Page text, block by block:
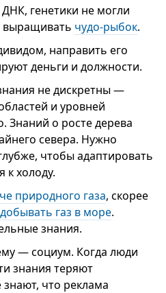
генетики не могли
выращивать чудо-рыбок.
направить его
деньги и должности.
не дискретны —
и уровней
Знаний о росте дерева
севера. Нужно
чтобы адаптировать
к холоду.
природного газа, скорее
добывать газ в море.
знания.
— социум. Когда люди
знания теряют
что реклама